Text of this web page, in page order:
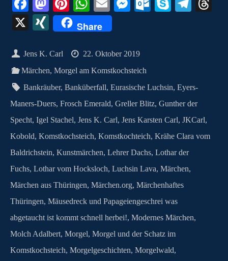
ce
bo
ok
as
to
do
n
nt
er
es
t
ha
ts
A
pp
m
ail
ng
er
o
m
X
X
N
G
Share
Jens K. Carl
22. Oktober 2019
Märchen,Morgel am Komstkochsteich
Bankräuber,Banküberfall,Eurasische Luchsin,Eyers-
Maners-Duers, Frosch Emerald, Greller Blitz, Gunther der
Specht, Igel Stachel, Jens K. Carl, Jens Karsten Carl, JKCarl,
Kobold, Komstkochsteich, Komstkochteich, Krähe Clara vom
Baldrichstein, Kunstmärchen, Lehrer Dachs, Lothar der
Fuchs, Lothar vom Hocksloch, Luchsin Lava, Märchen,
Märchen aus Thüringen, Märchen.org, Märchenhaftes
Thüringen, Mäusedreck und Papageiengeschrei was
abgetaucht ist kommt schnell herbei!, Modernes Märchen,
Molch Adalbert, Morgel, Morgel und der Schatz im
Komstkochsteich, Morgelgeschichten, Morgelwald,